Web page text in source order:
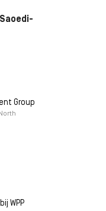
Group
WPP